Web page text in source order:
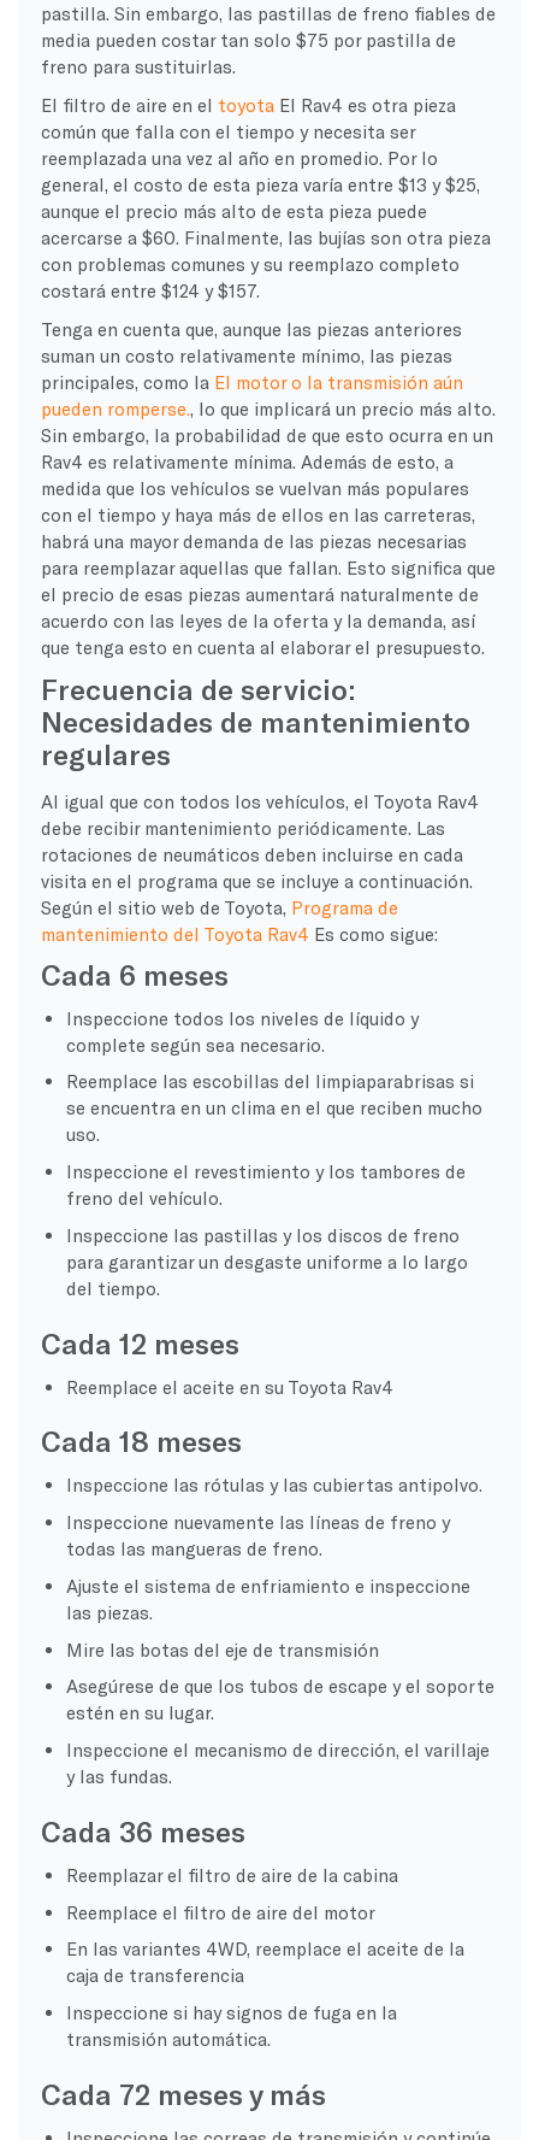
pastilla. Sin embargo, las pastillas de freno fiables de
media pueden costar tan solo $75 por pastilla de
freno para sustituirlas.
El filtro de aire en el toyota El Rav4 es otra pieza
común que falla con el tiempo y necesita ser
reemplazada una vez al año en promedio. Por lo
general, el costo de esta pieza varía entre $13 y $25,
aunque el precio más alto de esta pieza puede
acercarse a $60. Finalmente, las bujías son otra pieza
con problemas comunes y su reemplazo completo
costará entre $124 y $157.
Tenga en cuenta que, aunque las piezas anteriores
suman un costo relativamente mínimo, las piezas
principales, como la El motor o la transmisión aún
pueden romperse.
, lo que implicará un precio más alto.
Sin embargo, la probabilidad de que esto ocurra en un
Rav4 es relativamente mínima. Además de esto, a
medida que los vehículos se vuelvan más populares
con el tiempo y haya más de ellos en las carreteras,
habrá una mayor demanda de las piezas necesarias
para reemplazar aquellas que fallan. Esto significa que
el precio de esas piezas aumentará naturalmente de
acuerdo con las leyes de la oferta y la demanda, así
que tenga esto en cuenta al elaborar el presupuesto.
Frecuencia de servicio:
Necesidades de mantenimiento
regulares
Al igual que con todos los vehículos, el Toyota Rav4
debe recibir mantenimiento periódicamente. Las
rotaciones de neumáticos deben incluirse en cada
visita en el programa que se incluye a continuación.
Según el sitio web de Toyota, Programa de
mantenimiento del Toyota Rav4 Es como sigue:
Cada 6 meses
Inspeccione todos los niveles de líquido y
complete según sea necesario.
Reemplace las escobillas del limpiaparabrisas si
se encuentra en un clima en el que reciben mucho
uso.
Inspeccione el revestimiento y los tambores de
freno del vehículo.
Inspeccione las pastillas y los discos de freno
para garantizar un desgaste uniforme a lo largo
del tiempo.
Cada 12 meses
Reemplace el aceite en su Toyota Rav4
Cada 18 meses
Inspeccione las rótulas y las cubiertas antipolvo.
Inspeccione nuevamente las líneas de freno y
todas las mangueras de freno.
Ajuste el sistema de enfriamiento e inspeccione
las piezas.
Mire las botas del eje de transmisión
Asegúrese de que los tubos de escape y el soporte
estén en su lugar.
Inspeccione el mecanismo de dirección, el varillaje
y las fundas.
Cada 36 meses
Reemplazar el filtro de aire de la cabina
Reemplace el filtro de aire del motor
En las variantes 4WD, reemplace el aceite de la
caja de transferencia
Inspeccione si hay signos de fuga en la
transmisión automática.
Cada 72 meses y más